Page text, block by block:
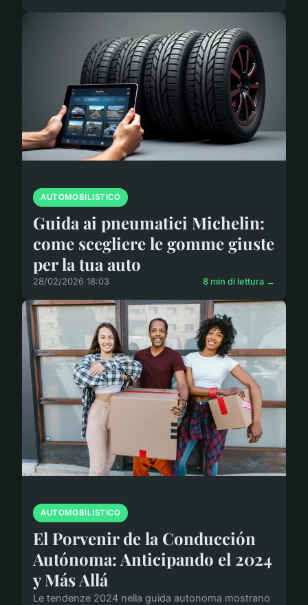
AUTOMOBILISTICO
Guida ai pneumatici Michelin:
come scegliere le gomme giuste
per la tua auto
28/02/2026 18:03 8 min di lettura →
AUTOMOBILISTICO
El Porvenir de la Conducción
Autónoma: Anticipando el 2024
y Más Allá
Le tendenze 2024 nella guida autonoma mostrano